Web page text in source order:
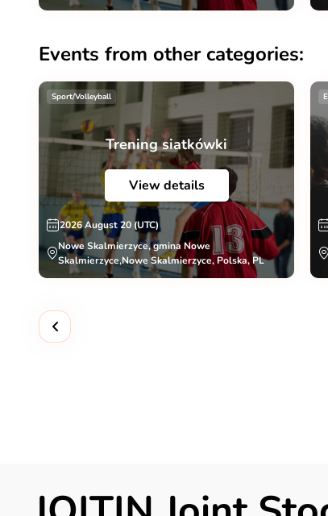
Events from other categories:
Sport/Volleyball
Trening siatkówki
View details
2026 August 20 (UTC)
Nowe Skalmierzyce, gmina Nowe
Skalmierzyce,Nowe Skalmierzyce, Polska, PL